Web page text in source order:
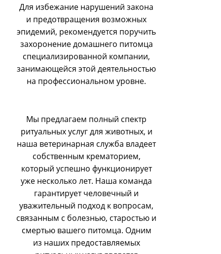
Для избежание нарушений закона
и предотвращения возможных
эпидемий, рекомендуется поручить
захоронение домашнего питомца
специализированной компании,
занимающейся этой деятельностью
на профессиональном уровне.
Мы предлагаем полный спектр
ритуальных услуг для животных, и
наша ветеринарная служба владеет
собственным крематорием,
который успешно функционирует
уже несколько лет. Наша команда
гарантирует человечный и
уважительный подход к вопросам,
связанным с болезнью, старостью и
смертью вашего питомца. Одним
из наших предоставляемых